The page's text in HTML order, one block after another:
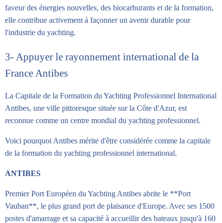
faveur des énergies nouvelles, des biocarburants et de la formation,
elle contribue activement à façonner un avenir durable pour
l'industrie du yachting.
3- Appuyer le rayonnement international de la
France Antibes
La Capitale de la Formation du Yachting Professionnel International
Antibes, une ville pittoresque située sur la Côte d'Azur, est
reconnue comme un centre mondial du yachting professionnel.
Voici pourquoi Antibes mérite d'être considérée comme la capitale
de la formation du yachting professionnel international.
ANTIBES
Premier Port Européen du Yachting Antibes abrite le **Port
Vauban**, le plus grand port de plaisance d'Europe. Avec ses 1500
postes d'amarrage et sa capacité à accueillir des bateaux jusqu'à 160